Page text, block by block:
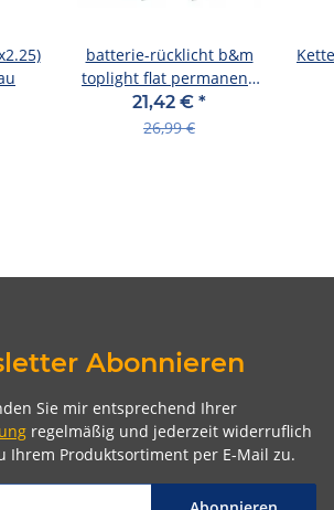
batterie-rücklicht b&m
toplight flat permanent,
batteriebetrieb mit
schalter
21,42 € *
26,99 €
Abonnieren
Sie mir entsprechend Ihrer
regelmäßig und jederzeit widerruflich
Ihrem Produktsortiment per E-Mail zu.